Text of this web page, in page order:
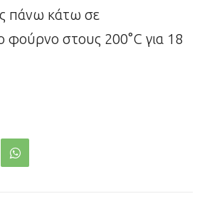
πάνω κάτω σε
φούρνο στους 200°C για 18